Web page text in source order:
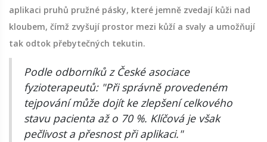
aplikaci pruhů pružné pásky, které jemně zvedají kůži nad
kloubem, čímž zvyšují prostor mezi kůží a svaly a umožňují
tak odtok přebytečných tekutin.
Podle odborníků z České asociace
fyzioterapeutů: "Při správně provedeném
tejpování může dojít ke zlepšení celkového
stavu pacienta až o 70 %. Klíčová je však
pečlivost a přesnost při aplikaci."